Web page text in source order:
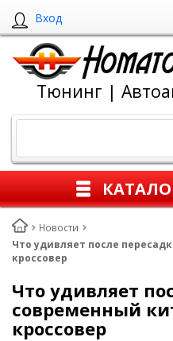
Вход
Тюнинг |
Новости
Что удивляет после
кроссовер
Что удивляет
современный
кроссовер